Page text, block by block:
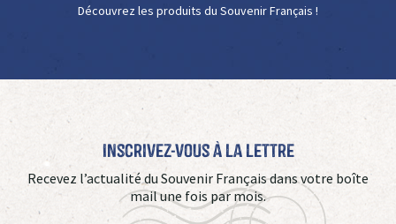
Découvrez les produits du Souvenir Français !
Inscrivez-vous à La Lettre
Recevez l’actualité du Souvenir Français dans votre boîte
mail une fois par mois.